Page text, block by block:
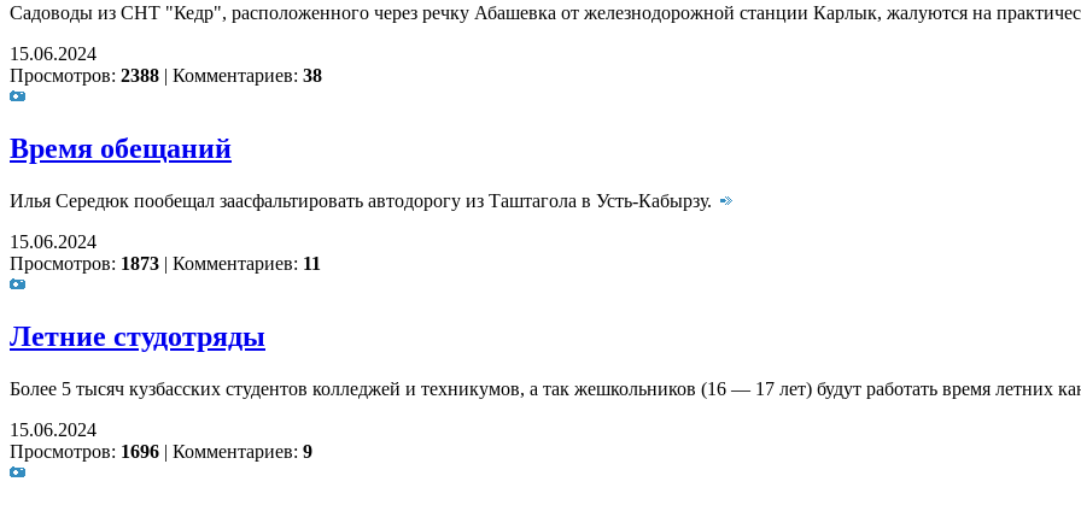
Садоводы из СНТ "Кедр", расположенного через речку Абашевка от железнодорожной станции Карлык, жалуются на
15.06.2024
Просмотров: 2388 | Комментариев: 38
Время обещаний
Илья Середюк пообещал заасфальтировать автодорогу из Таштагола в Усть-Кабырзу.
15.06.2024
Просмотров: 1873 | Комментариев: 11
Летние студотряды
Более 5 тысяч кузбасских студентов колледжей и техникумов, а так жешкольников (16 — 17 лет) будут работать время летних
15.06.2024
Просмотров: 1696 | Комментариев: 9